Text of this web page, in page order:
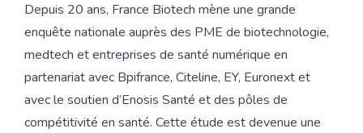
Depuis 20 ans, France Biotech mène une grande
enquête nationale auprès des PME de biotechnologie,
medtech et entreprises de santé numérique en
partenariat avec Bpifrance, Citeline, EY, Euronext et
avec le soutien d’Enosis Santé et des pôles de
compétitivité en santé. Cette étude est devenue une